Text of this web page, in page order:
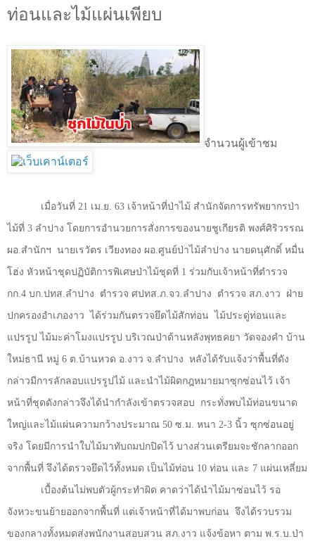
ท่อนและไม้แผ่นเพียบ
จำนวนผู้เข้าชม
เมื่อวันที่ 21 เม.ย. 63 เจ้าหน้าที่ป่าไม้ สำนักจัดการทรัพยากรป่า
ไม้ที่ 3 ลำปาง โดยการอำนวยการสั่งการของนายชูเกียรติ พงศ์ศิริวรรณ
ผอ.สำนักฯ นายเรวัตร เวียงทอง ผอ.ศูนย์ป่าไม้ลำปาง นายดนุศักดิ์ หมื่น
โฮ่ง หัวหน้าชุดปฏิบัติการพิเศษป่าไม้ชุดที่ 1 ร่วมกับเจ้าหน้าที่ตำรวจ
กก. 4 บก.ปทส.ลำปาง ตำรวจ ศปทส.ภ.จว.ลำปาง ตำรวจ สภ.งาว ฝ่าย
ปกครองอำเภองาว ได้ร่วมกันตรวจยึดไม้สักท่อน ไม้ประดู่ท่อนและ
แปรรูป ไม้มะค่าโมงแปรรูป บริเวณป่าด้านหลังพุทธคยา วัดจองคำ บ้าน
ใหม่ธานี หมู่ 6 ต.บ้านหวด อ.งาว จ.ลำปาง หลังได้รับแจ้งว่าพื้นที่ดัง
กล่าวมีการลักลอบแปรรูปไม้ และนำไม้ผิดกฎหมายมาซุกซ่อนไว้ เจ้า
หน้าที่ชุดดังกล่าวจึงได้นำกำลังเข้าตรวจสอบ กระทั่งพบไม้ท่อนขนาด
ใหญ่และไม้แผ่นความกว้างประมาณ 50 ซ.ม. หนา 2-3 นิ้ว ซุกซ่อนอยู่
จริง โดยมีการนำใบไม้มาทับถมปกปิดไว้ บางส่วนเตรียมจะชักลากออก
จากพื้นที่ จึงได้ตรวจยึดไว้ทั้งหมด เป็นไม้ท่อน 10 ท่อน และ 7 แผ่นเหลี่ยม
เบื้องต้นไม่พบตัวผู้กระทำผิด คาดว่าได้นำไม้มาซ่อนไว้ รอ
จังหวะขนย้ายออกจากพื้นที่ แต่เจ้าหน้าที่ได้มาพบก่อน จึงได้รวบรวม
ของกลางทั้งหมดส่งพนักงานสอบสวน สภ.งาว แจ้งข้อหา ตาม พ.ร.บ.ป่า